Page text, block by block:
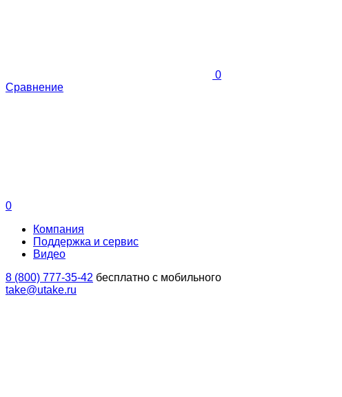
0
Сравнение
0
Компания
Поддержка и сервис
Видео
8 (800) 777-35-42 бесплатно с мобильного
take@utake.ru